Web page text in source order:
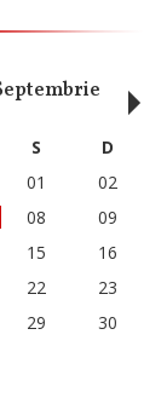
S
D
01
02
08
09
15
16
22
23
29
30